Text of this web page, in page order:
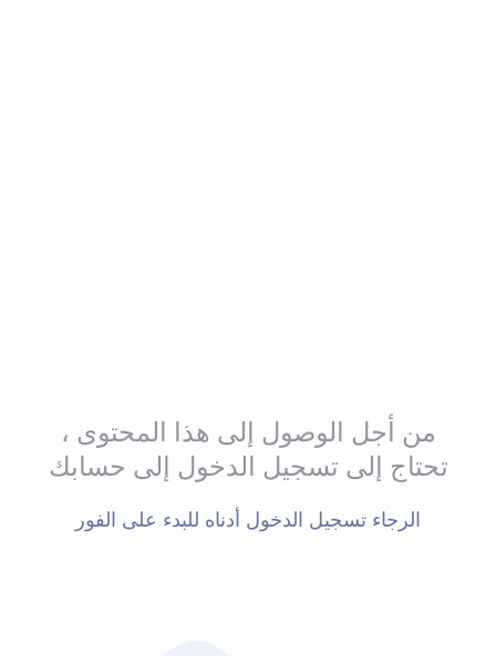
من أجل الوصول إلى هذا المحتوى ،
تحتاج إلى تسجيل الدخول إلى حسابك
الرجاء تسجيل الدخول أدناه للبدء على الفور